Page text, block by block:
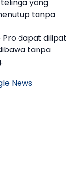
yang
tanpa
Prodapat dilipat
tanpa
News